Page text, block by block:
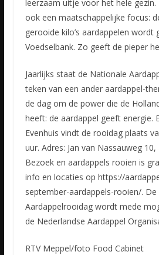
leerzaam uitje voor het hele
ook een maatschappelijke focus:
gerooide kilo’s aardappelen wordt
Voedselbank. Zo geeft de pieper
Jaarlijks staat de Nationale
teken van een ander aardappel-
de dag om de power die de
heeft: de aardappel geeft energie.
Evenhuis vindt de rooidag plaats
uur. Adres: Jan van Nassauweg
Bezoek en aardappels rooien is
info en locaties op https://
september-aardappels-rooien/.
Aardappelrooidag wordt mede
de Nederlandse Aardappel
RTV Meppel/foto Food Cabinet